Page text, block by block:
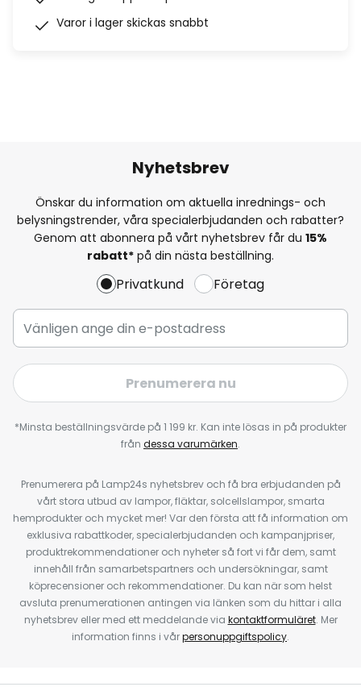
Varor i lager skickas snabbt
Nyhetsbrev
Önskar du information om aktuella inrednings- och
belysningstrender, våra specialerbjudanden och rabatter?
Genom att abonnera på vårt nyhetsbrev får du 15%
rabatt* på din nästa beställning.
Privatkund Företag
Prenumerera nu
*Minsta beställningsvärde på 1 199 kr. Kan inte lösas in på produkter
från dessa varumärken.
Prenumerera på Lamp24s nyhetsbrev och få bra erbjudanden på
vårt stora utbud av lampor, fläktar, solcellslampor, smarta
hemprodukter och mycket mer! Var den första att få information om
exklusiva rabattkoder, specialerbjudanden och kampanjpriser,
produktrekommendationer och nyheter så fort vi får dem, samt
innehåll från samarbetspartners och undersökningar, samt
köprecensioner och rekommendationer. Du kan när som helst
avsluta prenumerationen antingen via länken som du hittar i alla
nyhetsbrev eller med ett meddelande via kontaktformuläret. Mer
information finns i vårpersonuppgiftspolicy.